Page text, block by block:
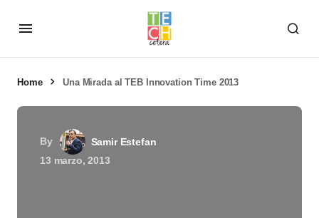
Home Una Mirada al TEB Innovation Time 2013
By
Samir Estefan
13 marzo, 2013